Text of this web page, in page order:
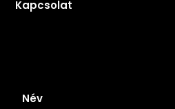
Kapcsolat